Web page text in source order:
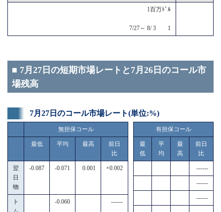
1百万ﾄﾞﾙ
7/27～ 8/ 3 1
■ 7月27日の短期市場レートと7月26日のコール市
場残高
7月27日のコール市場レート(単位:%)
無担保コール
最低 平均 最高
前日
比
翌
日
物
-0.087 -0.071 0.001 +0.002
ト
-0.060 ------
有担保コール
最
低
平
均
最
高
前日
比
------
------
------